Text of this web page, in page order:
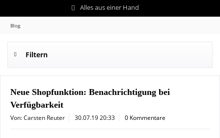
Alles aus einer Hand
Blog
Filtern
Neue Shopfunktion: Benachrichtigung bei
Verfügbarkeit
Von: Carsten Reuter 30.07.19 20:33 0 Kommentare